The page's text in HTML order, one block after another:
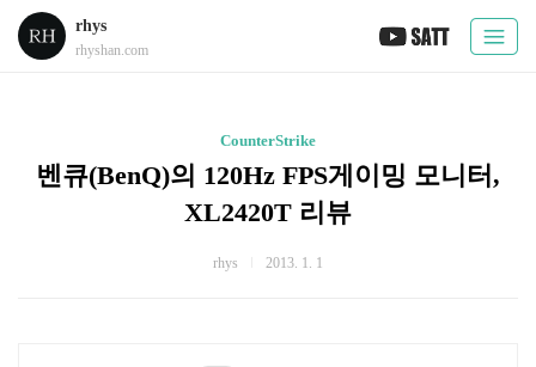
rhys
rhyshan.com
CounterStrike
벤큐(BenQ)의 120Hz FPS게이밍 모니터,
XL2420T 리뷰
rhys 2013. 1. 1